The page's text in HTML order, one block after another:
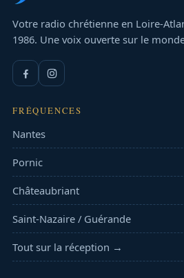
Votre radio chrétienne en Loire-
1986. Une voix ouverte sur le
FRÉQUENCES
Nantes
Pornic
Châteaubriant
Saint-Nazaire / Guérande
Tout sur la réception →